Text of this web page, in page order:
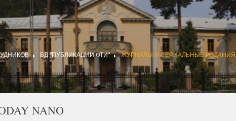
БД "ПУБЛИКАЦИИ ФТИ" ЖУРНАЛЫ И СЕРИАЛЬНЫЕ ИЗДАНИЯ
NANO